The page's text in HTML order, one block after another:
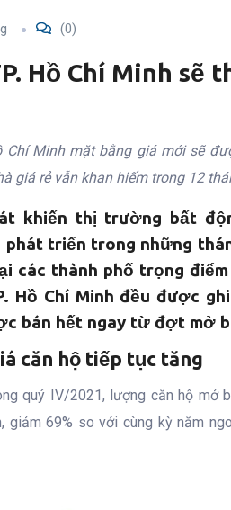
(0)
Hồ Chí Minh sẽ
Chí Minh mặt bằng giá mới sẽ
giá rẻ vẫn khan hiếm trong 12
khiến thị trường bất
triển trong những
các thành phố trọng điểm
Hồ Chí Minh đều được
bán hết ngay từ đợt mở
căn hộ tiếp tục tăng
quý IV/2021, lượng căn hộ mở
69% so với cùng kỳ năm